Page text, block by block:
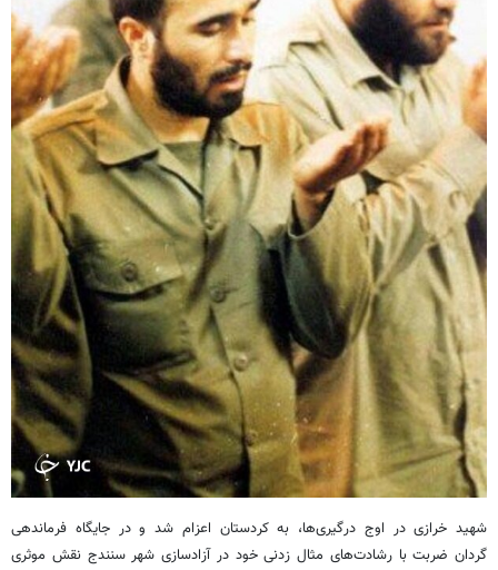
شهید خرازی در اوج درگیری‌ها، به کردستان اعزام شد و در جایگاه فرماندهی
گردان ضربت با رشادت‌های مثال زدنی خود در آزادسازی شهر سنندج نقش موثری